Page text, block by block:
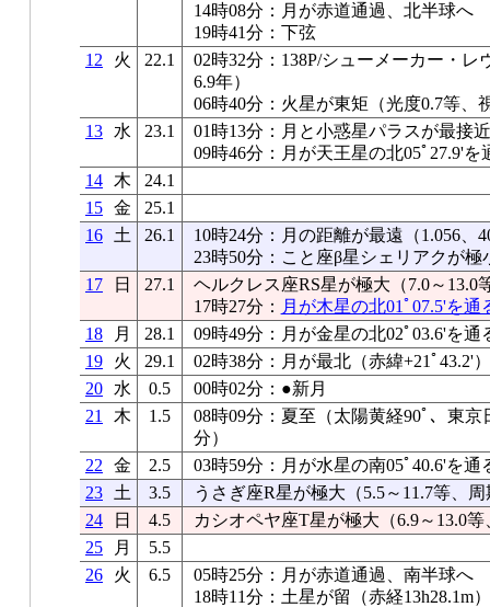
14時08分：月が赤道通過、北半球へ
19時41分：下弦
12
火 22.1
02時32分：138P/シューメーカー・
6.9年）
06時40分：火星が東矩（光度0.7等、
13
水 23.1
01時13分：月と小惑星パラスが最接
09時46分：月が天王星の北05ﾟ27.9'を
14
木
24.1
15 金
25.1
16
土 26.1
10時24分：月の距離が最遠（1.056、
23時50分：こと座β星シェリアクが極
17
日 27.1
ヘルクレス座RS星が極大（7.0～13.0
17時27分： 月が木星の北01ﾟ07.5'を通
18
月 28.1
09時49分：月が金星の北02ﾟ03.6'を通
19
火 29.1
02時38分：月が最北（赤緯+21ﾟ43.2'）
20
水 0.5
00時02分：●新月
21
木 1.5
08時09分：夏至（太陽黄経90ﾟ、東京
分）
22
金 2.5
03時59分：月が水星の南05ﾟ40.6'を通
23
土 3.5
うさぎ座R星が極大（5.5～11.7等、周
24
日 4.5
カシオペヤ座T星が極大（6.9～13.0等
25
月
5.5
26
火 6.5
05時25分：月が赤道通過、南半球へ
18時11分：土星が留（赤経13h28.1m）